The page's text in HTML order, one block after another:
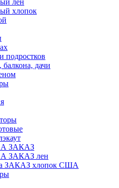
лен
хлопок
подростков
дачи
ЗАКАЗ
ЗАКАЗ лен
ЗАКАЗ хлопок США